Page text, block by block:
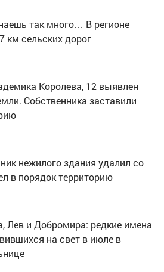
так много… В регионе
км сельских дорог
Королева, 12 выявлен
Собственника заставили
нежилого здания удалил со
в порядок территорию
Лев и Добромира: редкие имена
на свет в июле в